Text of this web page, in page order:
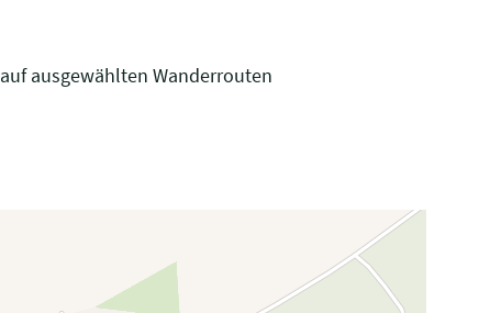
auf ausgewählten Wanderrouten